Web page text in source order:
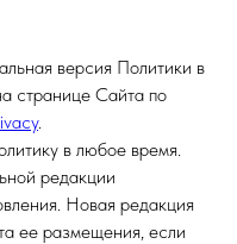
версия Политики в
странице Сайта по
.
в любое время.
редакции
Новая редакция
ее размещения, если